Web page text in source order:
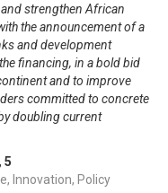
strengthen African
the announcement of a
and development
financing, in a bold bid
and to improve
committed to concrete
doubling current
, 5
Innovation, Policy